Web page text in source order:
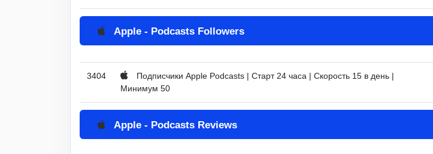
Apple - Podcasts Followers
3404
Подписчики Apple Podcasts | Старт 24 часа | Скорость 15 в день |
Минимум 50
Apple - Podcasts Reviews